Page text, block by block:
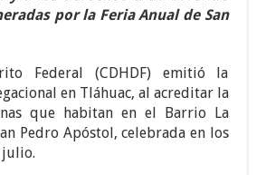
por la Feria Anual de San
Federal (CDHDF) emitió la
en Tláhuac, al acreditar la
que habitan en el Barrio La
Pedro Apóstol, celebrada en los
julio.